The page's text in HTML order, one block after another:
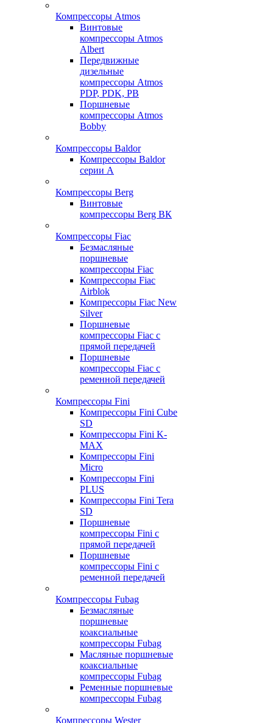
Компрессоры Atmos
Винтовые
компрессоры Atmos
Albert
Передвижные
дизельные
компрессоры Atmos
PDP, PDK, PB
Поршневые
компрессоры Atmos
Bobby
Компрессоры Baldor
Компрессоры Baldor
серии A
Компрессоры Berg
Винтовые
компрессоры Berg ВК
Компрессоры Fiac
Безмасляные
поршневые
компрессоры Fiac
Компрессоры Fiac
Airblok
Компрессоры Fiac New
Silver
Поршневые
компрессоры Fiac с
прямой передачей
Поршневые
компрессоры Fiac с
ременной передачей
Компрессоры Fini
Компрессоры Fini Cube
SD
Компрессоры Fini K-
MAX
Компрессоры Fini
Micro
Компрессоры Fini
PLUS
Компрессоры Fini Tera
SD
Поршневые
компрессоры Fini с
прямой передачей
Поршневые
компрессоры Fini с
ременной передачей
Компрессоры Fubag
Безмасляные
поршневые
коаксиальные
компрессоры Fubag
Масляные поршневые
коаксиальные
компрессоры Fubag
Ременные поршневые
компрессоры Fubag
Компрессоры Wester